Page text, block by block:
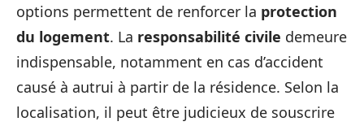
options permettent de renforcer la protection
du logement. La responsabilité civile demeure
indispensable, notamment en cas d’accident
causé à autrui à partir de la résidence. Selon la
localisation, il peut être judicieux de souscrire